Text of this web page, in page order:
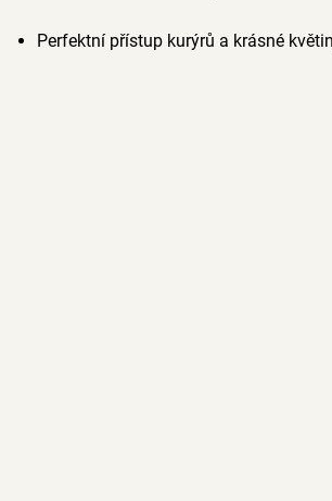
Perfektní přístup kurýrů a krásné